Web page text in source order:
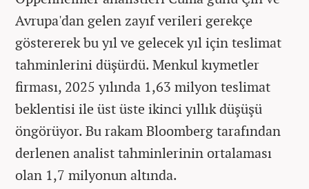
Avrupa'dan gelen zayıf verileri gerekçe
göstererek bu yıl ve gelecek yıl için teslimat
tahminlerini düşürdü. Menkul kıymetler
firması, 2025 yılında 1,63 milyon teslimat
beklentisi ile üst üste ikinci yıllık düşüşü
öngörüyor. Bu rakam Bloomberg tarafından
derlenen analist tahminlerinin ortalaması
olan 1,7 milyonun altında.